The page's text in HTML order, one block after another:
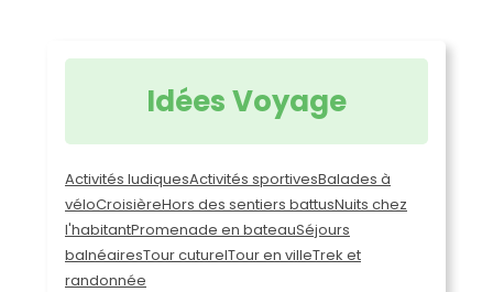
Idées Voyage
Activités ludiquesActivités sportivesBalades à
véloCroisièreHors des sentiers battusNuits chez
l'habitantPromenade en bateauSéjours
balnéairesTour cuturelTour en villeTrek et
randonnée